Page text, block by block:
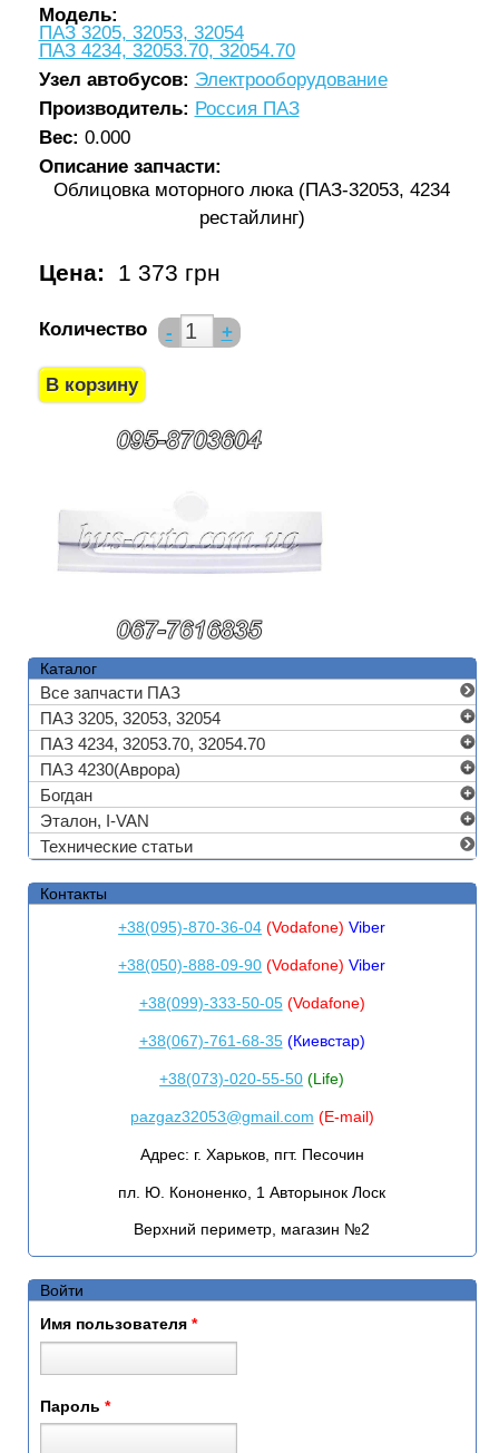
Модель:
ПАЗ 3205, 32053, 32054
ПАЗ 4234, 32053.70, 32054.70
Узел автобусов: Электрооборудование
Производитель: Россия ПАЗ
Вес: 0.000
Описание запчасти:
Облицовка моторного люка (ПАЗ-32053, 4234
рестайлинг)
Цена: 1 373 грн
Количество - +
Каталог
Все запчасти ПАЗ
ПАЗ 3205, 32053, 32054
ПАЗ 4234, 32053.70, 32054.70
ПАЗ 4230(Аврора)
Богдан
Эталон, I-VAN
Технические статьи
Контакты
+38(095)-870-36-04 (Vodafone)Viber
+38(050)-888-09-90 (Vodafone)Viber
+38(099)-333-50-05(Vodafone)
+38(067)-761-68-35(Киевстар)
+38(073)-020-55-50 (Life)
pazgaz32053@gmail.com (E-mail)
Адрес: г. Харьков, пгт. Песочин
пл. Ю. Кононенко, 1 Авторынок Лоск
Верхний периметр, магазин №2
Войти
Имя пользователя *
Пароль *